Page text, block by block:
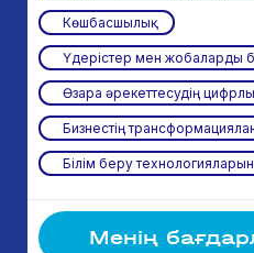
Көшбасшылық
Үдерістер мен жобаларды
Өзара әрекеттесудің
Бизнестің
Білім беру
Менің